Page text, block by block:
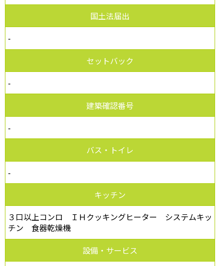
国土法届出
-
セットバック
-
建築確認番号
-
バス・トイレ
-
キッチン
３口以上コンロ ＩＨクッキングヒーター システムキッ
チン 食器乾燥機
設備・サービス